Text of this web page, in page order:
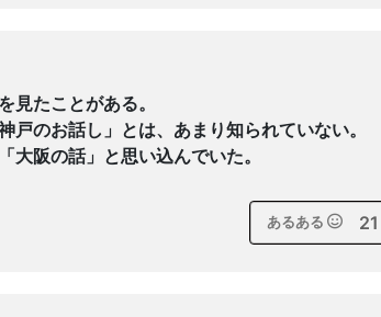
見たことがある。
のお話し」とは、あまり知られていない。
阪の話」と思い込んでいた。
あるある 21